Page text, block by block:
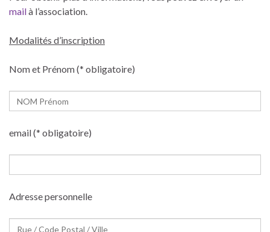
mailà l’association.
Modalités d’inscription
Nom et Prénom (* obligatoire)
email (* obligatoire)
Adresse personnelle